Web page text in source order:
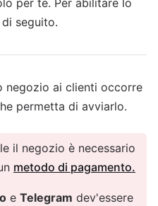
per te. Per abilitare lo
seguito.
negozio ai clienti occorre
permetta di avviarlo.
il negozio è necessario
metodo di pagamento.
e Telegram dev'essere